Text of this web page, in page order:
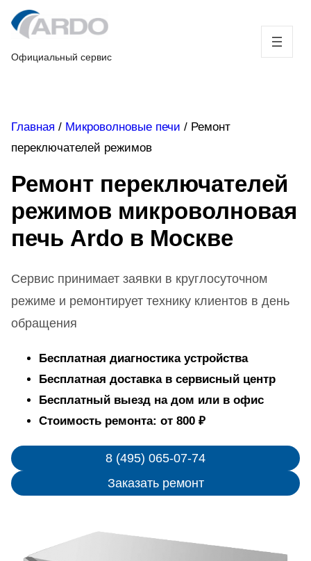
Skip
to
content
Официальный сервис
Главная / Микроволновые печи / Ремонт
переключателей режимов
Ремонт переключателей
режимов микроволновая
печь Ardo в Москве
Сервис принимает заявки в круглосуточном
режиме и ремонтирует технику клиентов в день
обращения
Бесплатная диагностика устройства
Бесплатная доставка в сервисный центр
Бесплатный выезд на дом или в офис
Стоимость ремонта: от 800 ₽
8 (495) 065-07-74
Заказать ремонт